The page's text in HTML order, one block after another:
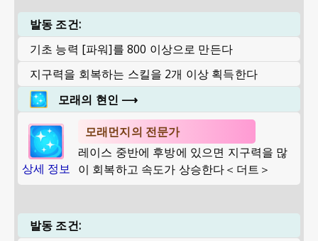
발동 조건:
기초 능력 [파워]를 800 이상으로 만든다
지구력을 회복하는 스킬을 2개 이상 획득한다
모래의 현인 ⟶
상세 정보
모래먼지의 전문가
레이스 중반에 후방에 있으면 지구력을 많
이 회복하고 속도가 상승한다＜더트＞
발동 조건: